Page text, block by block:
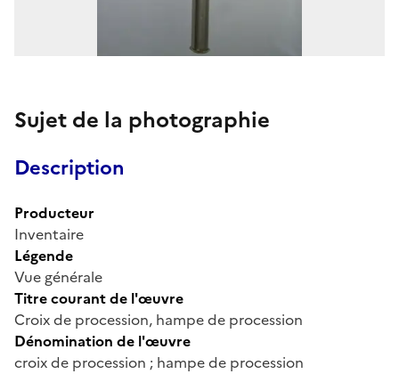
Sujet de la photographie
Description
Producteur
Inventaire
Légende
Vue générale
Titre courant de l'œuvre
Croix de procession, hampe de procession
Dénomination de l'œuvre
croix de procession ; hampe de procession